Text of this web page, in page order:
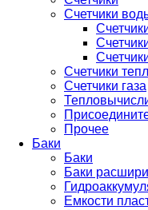
Счетчики
Счетчики
Счетчики газа
Прочее
Баки
Баки
Баки
Емкости